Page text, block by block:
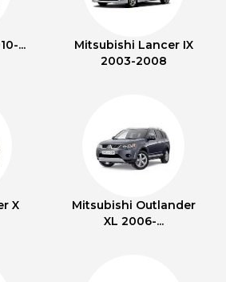
...
Mitsubishi Lancer IX
2003-2008
X
Mitsubishi Outlander
XL 2006-...